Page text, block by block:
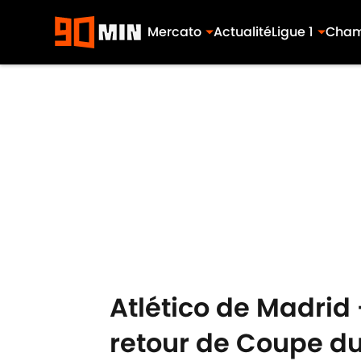
Mercato ActualitéLigue 1
Atlético de Madrid
retour de Coupe